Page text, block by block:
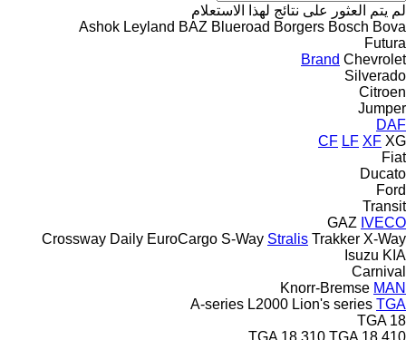
لم يتم العثور على نتائج لهذا الاستعلام
Ashok Leyland BAZ Blueroad Borgers Bosch Bova
Futura
Brand Chevrolet
Silverado
Citroen
Jumper
DAF
CF LF XF XG
Fiat
Ducato
Ford
Transit
GAZ IVECO
Crossway Daily EuroCargo S-Way Stralis Trakker X-Way
Isuzu KIA
Carnival
Knorr-Bremse MAN
A-series L2000 Lion's series TGA
TGA 18
TGA 18.310 TGA 18.410